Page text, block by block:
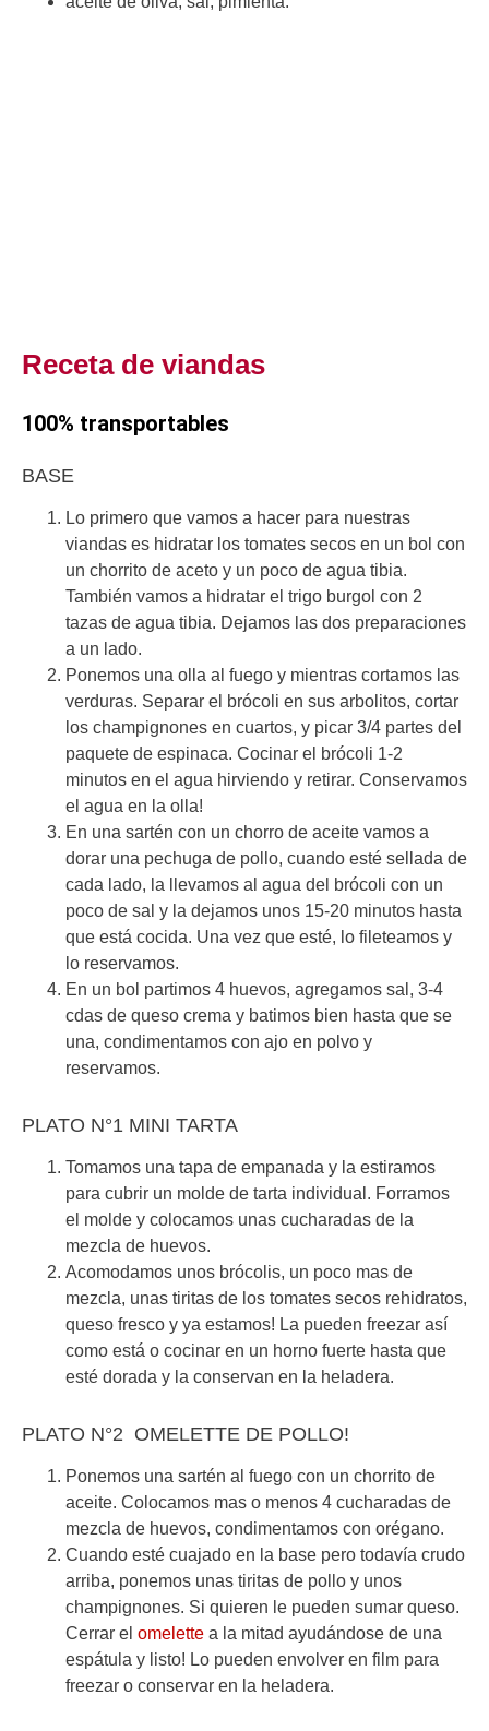
Receta de viandas
100% transportables
BASE
Lo primero que vamos a hacer para nuestras
viandas es hidratar los tomates secos en un bol con
un chorrito de aceto y un poco de agua tibia.
También vamos a hidratar el trigo burgol con 2
tazas de agua tibia. Dejamos las dos preparaciones
a un lado.
Ponemos una olla al fuego y mientras cortamos las
verduras. Separar el brócoli en sus arbolitos, cortar
los champignones en cuartos, y picar 3/4 partes del
paquete de espinaca. Cocinar el brócoli 1-2
minutos en el agua hirviendo y retirar. Conservamos
el agua en la olla!
En una sartén con un chorro de aceite vamos a
dorar una pechuga de pollo, cuando esté sellada de
cada lado, la llevamos al agua del brócoli con un
poco de sal y la dejamos unos 15-20 minutos hasta
que está cocida. Una vez que esté, lo fileteamos y
lo reservamos.
En un bol partimos 4 huevos, agregamos sal, 3-4
cdas de queso crema y batimos bien hasta que se
una, condimentamos con ajo en polvo y
reservamos.
PLATO N°1 MINI TARTA
Tomamos una tapa de empanada y la estiramos
para cubrir un molde de tarta individual. Forramos
el molde y colocamos unas cucharadas de la
mezcla de huevos.
Acomodamos unos brócolis, un poco mas de
mezcla, unas tiritas de los tomates secos rehidratos,
queso fresco y ya estamos! La pueden freezar así
como está o cocinar en un horno fuerte hasta que
esté dorada y la conservan en la heladera.
PLATO N°2 OMELETTE DE POLLO!
Ponemos una sartén al fuego con un chorrito de
aceite. Colocamos mas o menos 4 cucharadas de
mezcla de huevos, condimentamos con orégano.
Cuando esté cuajado en la base pero todavía crudo
arriba, ponemos unas tiritas de pollo y unos
champignones. Si quieren le pueden sumar queso.
Cerrar el omelette a la mitad ayudándose de una
espátula y listo! Lo pueden envolver en film para
freezar o conservar en la heladera.